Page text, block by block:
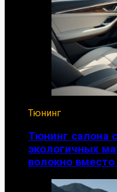
Тюнинг
Тюнинг салона
экологичных
волокно